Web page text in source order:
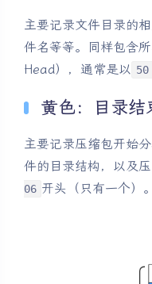
主要记录文件目录的
件名等等。同样包含
Head），通常是以
黄色：目录结
主要记录压缩包开始
件的目录结构，以及
06 开头（只有一个）。